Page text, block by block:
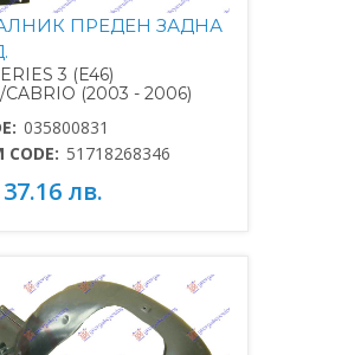
ПРЕДЕН ЗАДНА
3 (E46)
CABRIO (2003 - 2006)
035800831
CODE: 51718268346
лв.